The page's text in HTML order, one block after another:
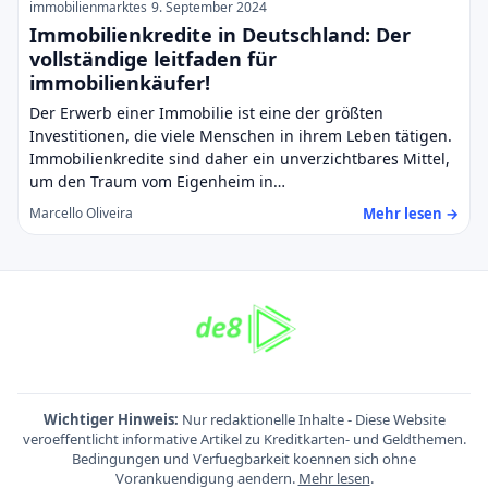
immobilienmarktes 9. September 2024
Immobilienkredite in Deutschland: Der
vollständige leitfaden für
immobilienkäufer!
Der Erwerb einer Immobilie ist eine der größten
Investitionen, die viele Menschen in ihrem Leben tätigen.
Immobilienkredite sind daher ein unverzichtbares Mittel,
um den Traum vom Eigenheim in…
Marcello Oliveira Mehr lesen →
Wichtiger Hinweis: Nur redaktionelle Inhalte - Diese Website
veroeffentlicht informative Artikel zu Kreditkarten- und Geldthemen.
Bedingungen und Verfuegbarkeit koennen sich ohne
Vorankuendigung aendern. Mehr lesen.